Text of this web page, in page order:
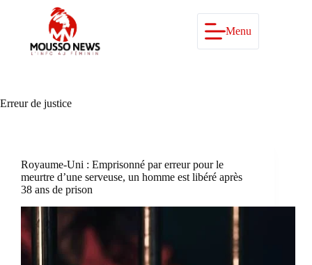
Menu
Erreur de justice
Royaume-Uni : Emprisonné par erreur pour le
meurtre d’une serveuse, un homme est libéré après
38 ans de prison